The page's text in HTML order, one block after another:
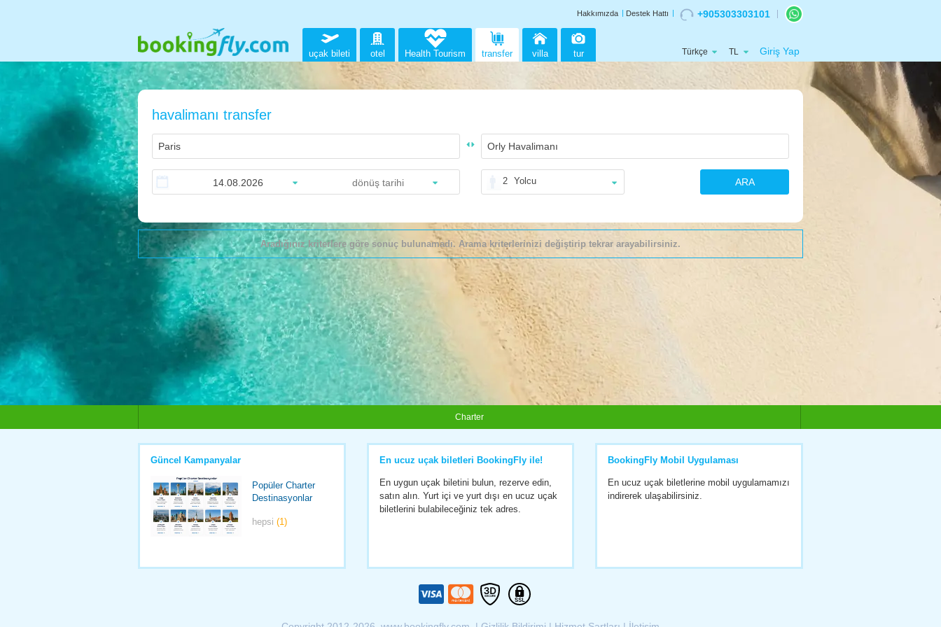
Hakkımızda Destek Hattı +905303303101
uçak bileti otel transfer villa tur
Health Tourism Türkçe TL Giriş Yap
havalimanı transfer
2 Yolcu ARA
Aradığınız kriterlere göre sonuç bulunamadı. Arama kriterlerinizi değiştirip tekrar arayabilirsiniz.
Charter
Güncel Kampanyalar
Popüler Charter
Destinasyonlar
hepsi(1)
En ucuz uçak biletleri BookingFly ile!
En uygun uçak biletini bulun, rezerve edin,
satın alın. Yurt içi ve yurt dışı en ucuz uçak
biletlerini bulabileceğiniz tek adres.
BookingFly Mobil Uygulaması
En ucuz uçak biletlerine mobil uygulamamızı
indirerek ulaşabilirsiniz.